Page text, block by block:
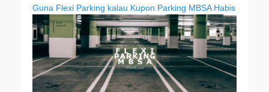
Guna Flexi Parking kalau Kupon Parking MBSA Habis